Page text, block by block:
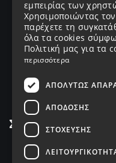
ΑΡ. ΓΕΜΗ
Σύνδεσμοι
Products
εμπειρίας των
Χρησιμοποιώντας
παρέχετε τη
όλα τα cookies
Πολιτική μας για τα
περισσότερα
ΑΠΟΛΎΤΩΣ
ΑΠΌΔΟΣΗΣ
ΣΤΌΧΕΥΣΗΣ